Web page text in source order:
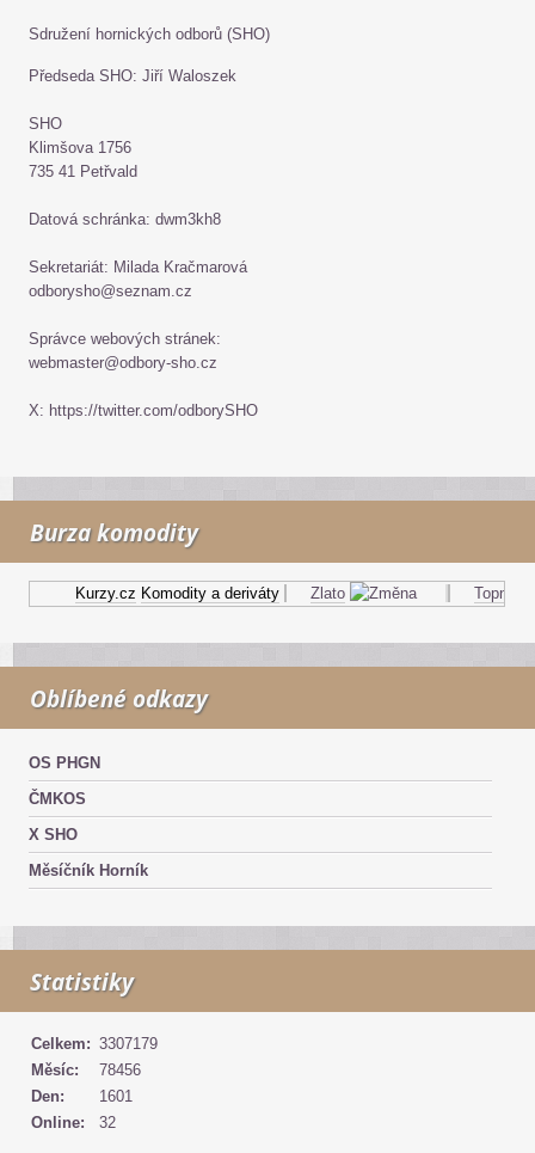
Sdružení hornických odborů (SHO)
Předseda SHO: Jiří Waloszek
SHO
Klimšova 1756
735 41 Petřvald
Datová schránka: dwm3kh8
Sekretariát: Milada Kračmarová
odborysho@seznam.cz
Správce webových stránek:
webmaster@odbory-sho.cz
X: https://twitter.com/odborySHO
Burza komodity
Kurzy.cz Komodity a deriváty Zlato Topný olej
Oblíbené odkazy
OS PHGN
ČMKOS
X SHO
Měsíčník Horník
Statistiky
Online: 32
Celkem: 3307179
Měsíc:
78456
Den:
1601